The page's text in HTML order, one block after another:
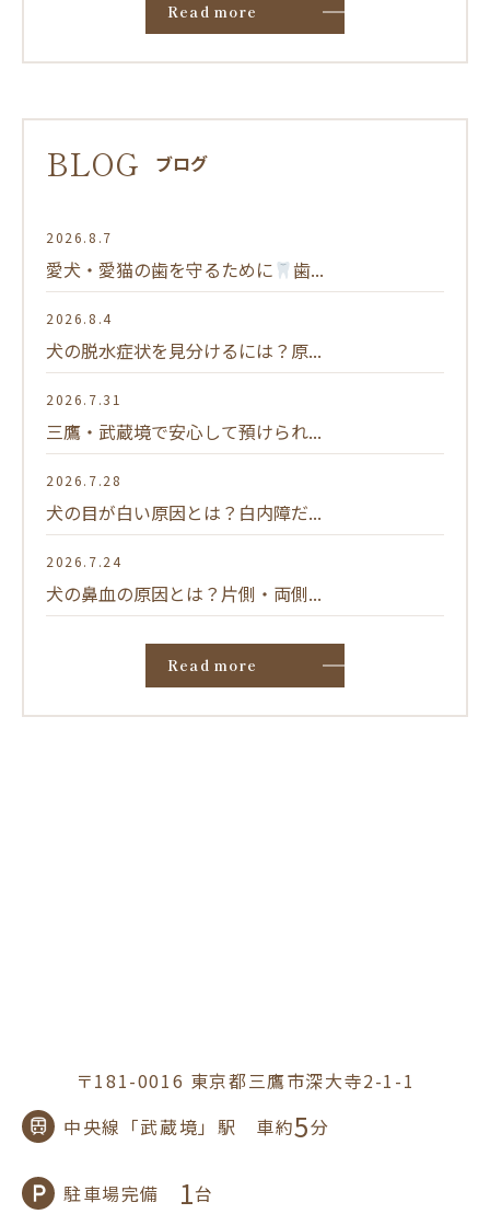
Read more
BLOG ブログ
2026.8.7
愛犬・愛猫の歯を守るために 歯...
2026.8.4
犬の脱水症状を見分けるには？原...
2026.7.31
三鷹・武蔵境で安心して預けられ...
2026.7.28
犬の目が白い原因とは？白内障だ...
2026.7.24
犬の鼻血の原因とは？片側・両側...
Read more
〒181-0016 東京都三鷹市深大寺2-1-1
中央線「武蔵境」駅 車約5分
駐車場完備 1台